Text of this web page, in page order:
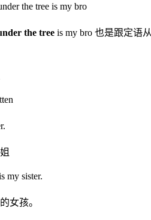
the tree is my bro
the tree is my bro 也是跟定语
my sister.
女孩。